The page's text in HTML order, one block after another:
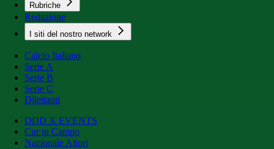
Rubriche
Redazione
I siti del nostro network
Calcio Italiano
Serie A
Serie B
Serie C
Dilettanti
DDD X EVENTS
Cur in Campo
Nazionale Attori